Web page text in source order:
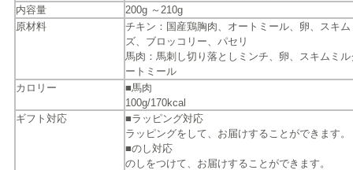
内容量
200g ～210g
原材料
チキン：国産鶏胸肉、オートミール、卵、スキ
ズ、ブロッコリー、パセリ
馬肉：馬刺し切り落としミンチ、卵、スキムミ
ートミール
カロリー
■馬肉
100g/170kcal
ギフト対応
■ラッピング対応
ラッピングをして、お届けすることができます。
■のし対応
のしをつけて、お届けすることができます。